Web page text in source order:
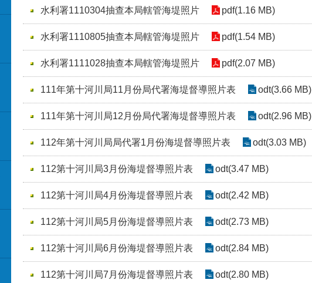
水利署1110304抽查本局轄管海堤照片 pdf(1.16 MB)
水利署1110805抽查本局轄管海堤照片 pdf(1.54 MB)
水利署1111028抽查本局轄管海堤照片 pdf(2.07 MB)
111年第十河川局11月份局代署海堤督導照片表 odt(3.66 MB)
111年第十河川局12月份局代署海堤督導照片表 odt(2.96 MB)
112年第十河川局局代署1月份海堤督導照片表 odt(3.03 MB)
112第十河川局3月份海堤督導照片表 odt(3.47 MB)
112第十河川局4月份海堤督導照片表 odt(2.42 MB)
112第十河川局5月份海堤督導照片表 odt(2.73 MB)
112第十河川局6月份海堤督導照片表 odt(2.84 MB)
112第十河川局7月份海堤督導照片表 odt(2.80 MB)